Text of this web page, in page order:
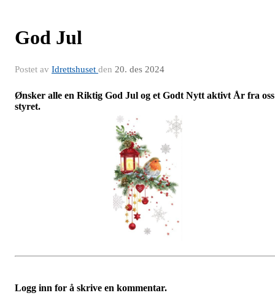
God Jul
Postet av Idrettshuset den 20. des 2024
Ønsker alle en Riktig God Jul og et Godt Nytt aktivt År fra
styret.
Logg inn for å skrive en kommentar.